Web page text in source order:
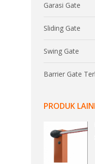
Garasi Gate
Sliding Gate
Swing Gate
Barrier Gate
PRODUK